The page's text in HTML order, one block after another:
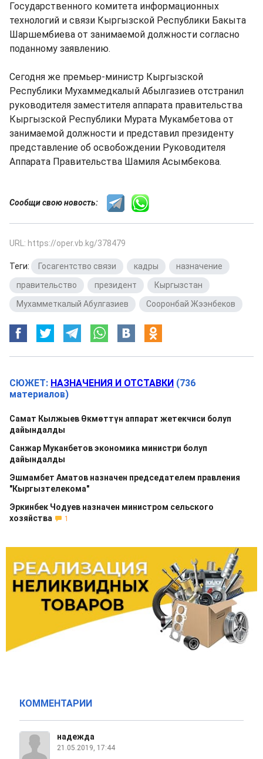
Государственного комитета информационных
технологий и связи Кыргызской Республики Бакыта
Шаршембиева от занимаемой должности согласно
поданному заявлению.
Сегодня же премьер-министр Кыргызской
Республики Мухаммедкалый Абылгазиев отстранил
руководителя заместителя аппарата правительства
Кыргызской Республики Мурата Мукамбетова от
занимаемой должности и представил президенту
представление об освобождении Руководителя
Аппарата Правительства Шамиля Асымбекова.
Сообщи свою новость:
URL: https://oper.vb.kg/378479
Теги: Госагентство связи кадры назначение
правительство
президент Кыргызстан
Мухамметкалый Абулгазиев
Сооронбай Жээнбеков
СЮЖЕТ: НАЗНАЧЕНИЯ И ОТСТАВКИ (736
материалов)
Самат Кылжыев Өкмөттүн аппарат жетекчиси болуп
дайындалды
Санжар Муканбетов экономика министри болуп
дайындалды
Эшмамбет Аматов назначен председателем правления
"Кыргызтелекома"
Эркинбек Чодуев назначен министром сельского
хозяйства
1
КОММЕНТАРИИ
надежда
21.05.2019, 17:44